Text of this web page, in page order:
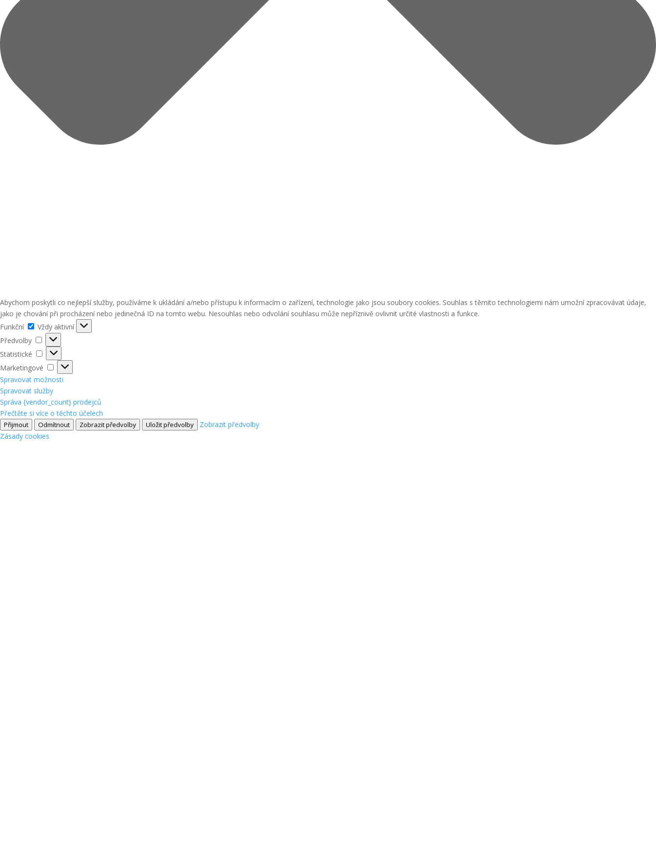
Abychom poskytli co nejlepší služby, používáme k ukládání a/nebo přístupu k informacím o zařízení, technologie jako jsou soubory cookies. Souhlas s těmito technologiemi nám umožní zpracovávat údaje,
jako je chování při procházení nebo jedinečná ID na tomto webu. Nesouhlas nebo odvolání souhlasu může nepříznivě ovlivnit určité vlastnosti a funkce.
Funkční
Funkční
Vždy aktivní
Předvolby
Předvolby
Statistické
Statistické
Marketingové
Marketingové
Spravovat možnosti
Spravovat služby
Správa {vendor_count} prodejců
Přečtěte si více o těchto účelech
Přijmout Odmítnout Zobrazit předvolby Uložit předvolby
Zobrazit předvolby
Zásady cookies